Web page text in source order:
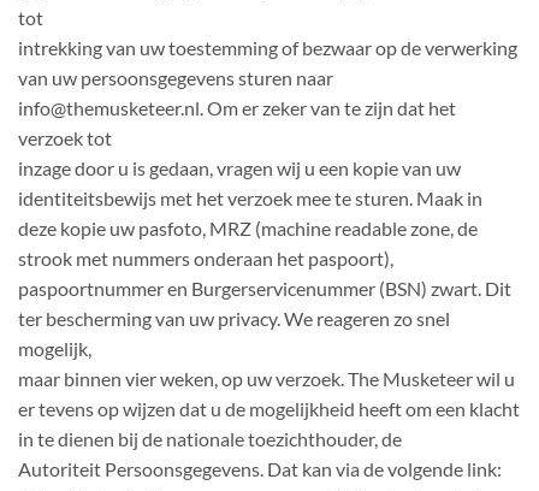
tot
intrekking van uw toestemming of bezwaar op de verwerking
van uw persoonsgegevens sturen naar
info@themusketeer.nl. Om er zeker van te zijn dat het
verzoek tot
inzage door u is gedaan, vragen wij u een kopie van uw
identiteitsbewijs met het verzoek mee te sturen. Maak in
deze kopie uw pasfoto, MRZ (machine readable zone, de
strook met nummers onderaan het paspoort),
paspoortnummer en Burgerservicenummer (BSN) zwart. Dit
ter bescherming van uw privacy. We reageren zo snel
mogelijk,
maar binnen vier weken, op uw verzoek. The Musketeer wil u
er tevens op wijzen dat u de mogelijkheid heeft om een klacht
in te dienen bij de nationale toezichthouder, de
Autoriteit Persoonsgegevens. Dat kan via de volgende link: